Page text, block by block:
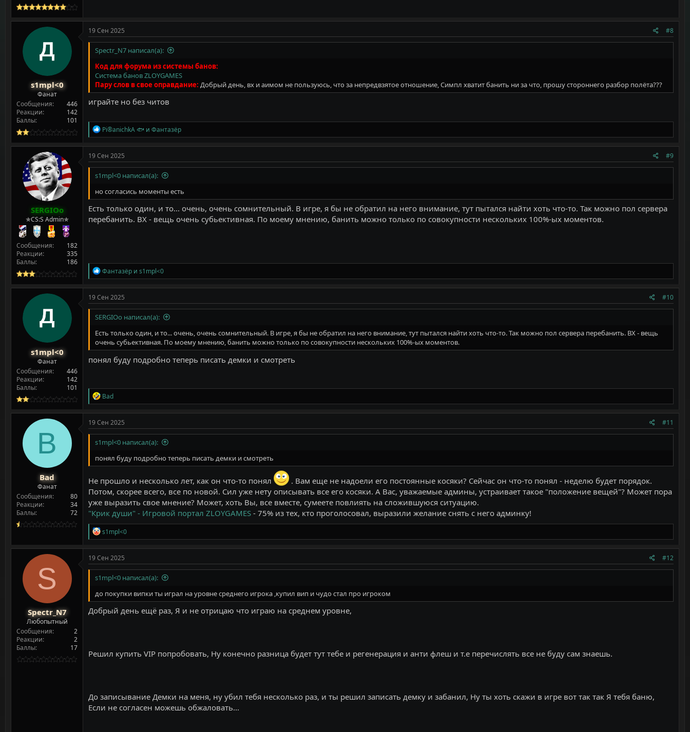
s1mpl<0
Фанат
Сообщения
446
Реакции
142
Баллы
101
19 Сен 2025 #8
Spectr_N7 написал(а):
Код для форума из системы банов:
Система банов ZLOYGAMES
Пару слов в свое оправдание: Добрый день, вх и аимом не пользуюсь, что за непредвзятое отношение, Симпл хватит банить ни за что, прошу стороннего разбор полëта???
играйте но без читов
Р
е
а
к
ц
и
и
Pi®anichkA 🐟 и Фантазёр
SERGIOo
✯CS:S Admin✯
Сообщения
182
Реакции
335
Баллы
186
19 Сен 2025 #9
s1mpl<0 написал(а):
но согласись моменты есть
Есть только один, и то... очень, очень сомнительный. В игре, я бы не обратил на него внимание, тут пытался найти хоть что-то. Так можно пол сервера
перебанить. ВХ - вещь очень субьективная. По моему мнению, банить можно только по совокупности нескольких 100%-ых моментов.
Р
е
а
к
ц
и
и
Фантазёр и s1mpl<0
s1mpl<0
Фанат
Сообщения
446
Реакции
142
Баллы
101
19 Сен 2025 #10
SERGIOo написал(а):
Есть только один, и то... очень, очень сомнительный. В игре, я бы не обратил на него внимание, тут пытался найти хоть что-то. Так можно пол сервера перебанить. ВХ - вещь
очень субьективная. По моему мнению, банить можно только по совокупности нескольких 100%-ых моментов.
понял буду подробно теперь писать демки и смотреть
Р
е
а
к
ц
и
и
Bad
B
Bad
Фанат
Сообщения
80
Реакции
34
Баллы
72
19 Сен 2025 #11
s1mpl<0 написал(а):
понял буду подробно теперь писать демки и смотреть
Не прошло и несколько лет, как он что-то понял
. Вам еще не надоели его постоянные косяки? Сейчас он что-то понял - неделю будет порядок.
Потом, скорее всего, все по новой. Сил уже нету описывать все его косяки. А Вас, уважаемые админы, устраивает такое "положение вещей"? Может пора
уже выразить свое мнение? Может, хоть Вы, все вместе, сумеете повлиять на сложившуюся ситуацию.
"Крик души" - Игровой портал ZLOYGAMES - 75% из тех, кто проголосовал, выразили желание снять с него админку!
Р
е
а
к
ц
и
и
s1mpl<0
S
Spectr_N7
Любопытный
Сообщения
2
Реакции
2
Баллы
17
19 Сен 2025 #12
s1mpl<0 написал(а):
до покупки випки ты играл на уровне среднего игрока ,купил вип и чудо стал про игроком
Добрый день ещё раз, Я и не отрицаю что играю на среднем уровне,
Решил купить VIP попробовать, Ну конечно разница будет тут тебе и регенерация и анти флеш и т.е перечислять все не буду сам знаешь.
До записывание Демки на меня, ну убил тебя несколько раз, и ты решил записать демку и забанил, Ну ты хоть скажи в игре вот так так Я тебя баню,
Если не согласен можешь обжаловать...